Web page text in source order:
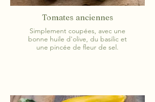
Tomates anciennes
Simplement coupées, avec une
bonne huile d'olive, du basilic et
une pincée de fleur de sel.